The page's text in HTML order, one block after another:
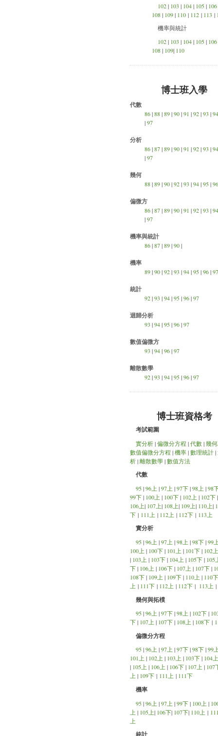
102| 103 | 104| 105| 106
108| 109| 110 | 112 | 113 |
機率與統計
102| 103 | 104| 105| 106
108| 109| 110
博士班入學
代數
86|88|89|90|91 |92|93 |94
|97
分析
86|87|89|90|91 |92|93 |94
|97
幾何
88|89|90|92|93 |94|95|96
偏微方
86|87|89|90|91 |92|93 |94
|97
機率與統計
86|87|89|90|
機率
89|90|92|93 |94|95|96|97
統計
92|93 |94|95|96|97
迴歸分析
93 |94|95|96|97
數值偏微方
93 |94|96|97
離散數學
92|93 |94|95|96|97
博士班資格考
考試範圍
實分析|偏微分方程 |代數|幾
數值偏微分方程 |機率|數理統計|
析|離散數學|數值方法
代數
95|96上 |97上 |97下|98上 |98
99下| 100上 | 100下| 102上 | 102下
106上| 107上| 108上| 109上| 110上|
下 | 111上 | 112上 | 112下 | 113上
實分析
95|96上 |97上 |98上 |98下|99
100上 | 100下| 101上 | 101下| 102上
| 103上 | 103下| 104上 | 105下| 105
下| 106上 | 106下| 107上 | 107下|
108下| 109上 | 109下| 110上 | 110下
上 | 111下 | 112上 | 112下 | 113上 |
幾何與拓樸
95|96上|97下|98上| 102下|
下| 107上| 107下| 108上| 108下 |
偏微分方程
95|96上|97上|97下|98下|99
101上| 102上| 103上| 103下| 104上
| 105上| 106上| 106下| 107上| 107
上| 109下 | 111上 | 111下
機率
95|96上 |97上 |99下| 100上 |
上 | 105上| 106下| 107下| 110上 |
上